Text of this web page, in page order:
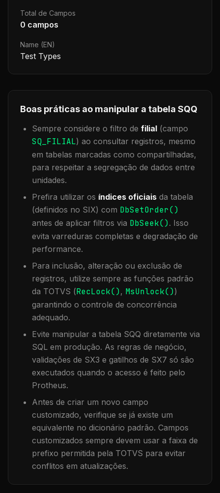
Total de Campos
0 campos
Name (EN)
Test Types
Boas práticas ao manipular a tabela SQQ
Sempre considere o filtro de filial (campo
SQ_FILIAL) ao consultar registros, mesmo
em tabelas marcadas como compartilhadas,
para respeitar a segregação de dados entre
unidades.
Prefira utilizar os índices oficiais da tabela
(definidos no SIX) com DbSetOrder()
antes de aplicar filtros via DbSeek(). Isso
evita varreduras completas e degradação de
performance.
Para inclusão, alteração ou exclusão de
registros, utilize sempre as funções padrão
da TOTVS (RecLock(), MsUnlock())
garantindo o controle de concorrência
adequado.
Evite manipular a tabela SQQ diretamente via
SQL em produção. As regras de negócio,
validações de SX3 e gatilhos de SX7 só são
executados quando o acesso é feito pelo
Protheus.
Antes de criar um novo campo
customizado, verifique se já existe um
equivalente no dicionário padrão. Campos
customizados sempre devem usar a faixa de
prefixo permitida pela TOTVS para evitar
conflitos em atualizações.